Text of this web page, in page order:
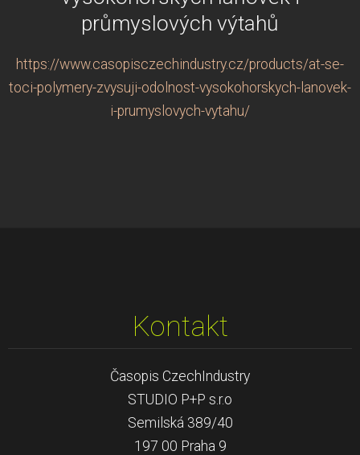
průmyslových výtahů
https://www.casopisczechindustry.cz/products/at-se-
toci-polymery-zvysuji-odolnost-vysokohorskych-lanovek-
i-prumyslovych-vytahu/
Kontakt
Časopis CzechIndustry
STUDIO P+P s.r.o
Semilská 389/40
197 00 Praha 9